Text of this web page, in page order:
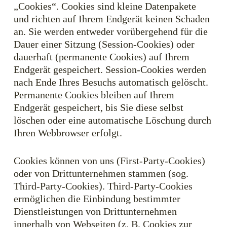
„Cookies“. Cookies sind kleine Datenpakete
und richten auf Ihrem Endgerät keinen Schaden
an. Sie werden entweder vorübergehend für die
Dauer einer Sitzung (Session-Cookies) oder
dauerhaft (permanente Cookies) auf Ihrem
Endgerät gespeichert. Session-Cookies werden
nach Ende Ihres Besuchs automatisch gelöscht.
Permanente Cookies bleiben auf Ihrem
Endgerät gespeichert, bis Sie diese selbst
löschen oder eine automatische Löschung durch
Ihren Webbrowser erfolgt.
Cookies können von uns (First-Party-Cookies)
oder von Drittunternehmen stammen (sog.
Third-Party-Cookies). Third-Party-Cookies
ermöglichen die Einbindung bestimmter
Dienstleistungen von Drittunternehmen
innerhalb von Webseiten (z. B. Cookies zur